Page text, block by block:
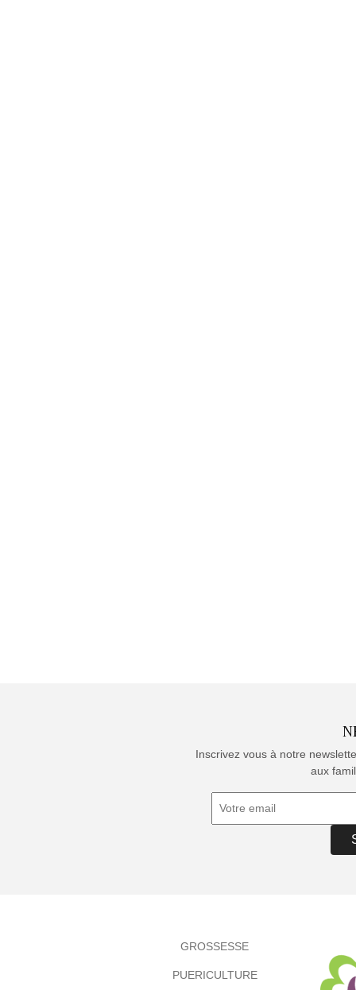
Inscrivez vous à notre
aux
GROSSESSE
PUERICULTURE